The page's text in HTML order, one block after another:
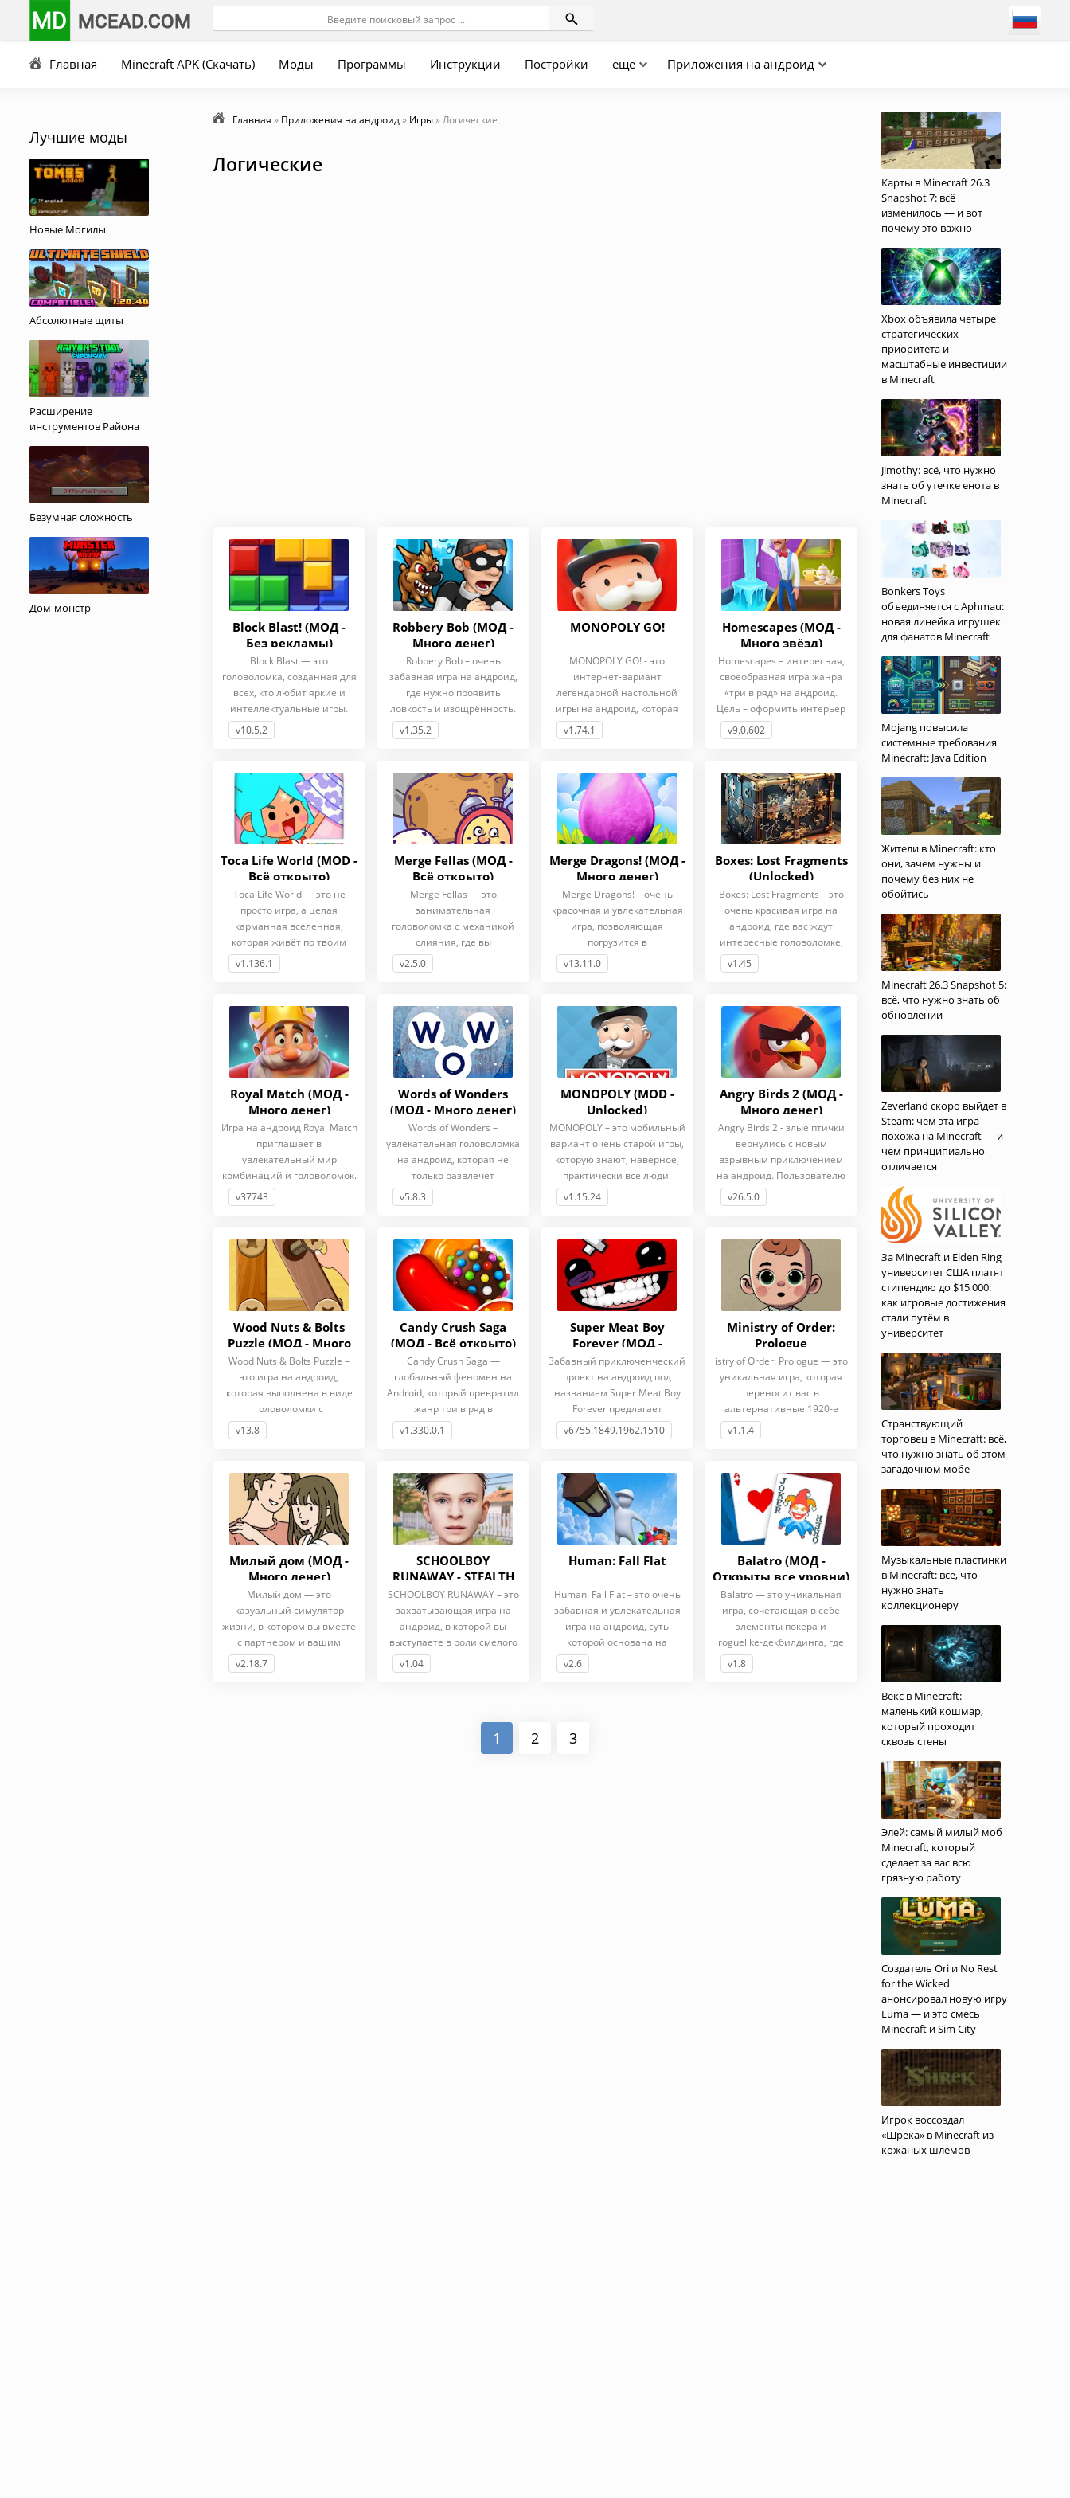
MD MCEAD.COM
Главная Minecraft APK (Скачать) Моды Программы Инструкции Постройки ещё Приложения на андроид
Лучшие моды
Новые Могилы
Абсолютные щиты
Расширение
инструментов Района
Безумная сложность
Дом-монстр
Главная » Приложения на андроид» Игры» Логические
Логические
Block Blast! (МОД -
Без рекламы)
Block Blast — это
головоломка, созданная для
всех, кто любит яркие и
интеллектуальные игры.
Простая
v10.5.2
Robbery Bob (МОД -
Много денег)
Robbery Bob – очень
забавная игра на андроид,
где нужно проявить
ловкость и изощрённость.
v1.35.2
MONOPOLY GO!
MONOPOLY GO! - это
интернет-вариант
легендарной настольной
игры на андроид, которая
подарит массу
v1.74.1
Homescapes (МОД -
Много звёзд)
Homescapes – интересная,
своеобразная игра жанра
«три в ряд» на андроид.
Цель – оформить интерьер
v9.0.602
Toca Life World (MOD -
Всё открыто)
Toca Life World — это не
просто игра, а целая
карманная вселенная,
которая живёт по твоим
правилам.
v1.136.1
Merge Fellas (МОД -
Всё открыто)
Merge Fellas — это
занимательная
головоломка с механикой
слияния, где вы
становитесь настоящим
v2.5.0
Merge Dragons! (МОД -
Много денег)
Merge Dragons! – очень
красочная и увлекательная
игра, позволяющая
погрузится в
фантастический мир
v13.11.0
Boxes: Lost Fragments
(Unlocked)
Boxes: Lost Fragments – это
очень красивая игра на
андроид, где вас ждут
интересные головоломке,
v1.45
Royal Match (МОД -
Много денег)
Игра на андроид Royal Match
приглашает в
увлекательный мир
комбинаций и головоломок.
v37743
Words of Wonders
(МОД - Много денег)
Words of Wonders –
увлекательная головоломка
на андроид, которая не
только развлечет
пользователя,
v5.8.3
MONOPOLY (MOD -
Unlocked)
MONOPOLY – это мобильный
вариант очень старой игры,
которую знают, наверное,
практически все люди.
v1.15.24
Angry Birds 2 (МОД -
Много денег)
Angry Birds 2 - злые птички
вернулись с новым
взрывным приключением
на андроид. Пользователю
v26.5.0
Wood Nuts & Bolts
Puzzle (МОД - Много
денег)
Wood Nuts & Bolts Puzzle –
это игра на андроид,
которая выполнена в виде
головоломки с
v13.8
Candy Crush Saga
(МОД - Всё открыто)
Candy Crush Saga —
глобальный феномен на
Android, который превратил
жанр три в ряд в
захватывающее
v1.330.0.1
Super Meat Boy
Forever (МОД -
Unlocked)
Забавный приключенческий
проект на андроид под
названием Super Meat Boy
Forever предлагает
геймерам
v6755.1849.1962.1510
Ministry of Order:
Prologue
istry of Order: Prologue — это
уникальная игра, которая
переносит вас в
альтернативные 1920-е
v1.1.4
Милый дом (МОД -
Много денег)
Милый дом — это
казуальный симулятор
жизни, в котором вы вместе
с партнером и вашим
первым питомцем
v2.18.7
SCHOOLBOY
RUNAWAY - STEALTH
(MOD - Нет Рекламы)
SCHOOLBOY RUNAWAY – это
захватывающая игра на
андроид, в которой вы
выступаете в роли смелого
v1.04
Human: Fall Flat
Human: Fall Flat – это очень
забавная и увлекательная
игра на андроид, суть
которой основана на
v2.6
Balatro (МОД -
Открыты все уровни)
Balatro — это уникальная
игра, сочетающая в себе
элементы покера и
roguelike-декбилдинга, где
v1.8
1 2 3
Карты в Minecraft 26.3
Snapshot 7: всё
изменилось — и вот
почему это важно
Xbox объявила четыре
стратегических
приоритета и
масштабные инвестиции
в Minecraft
Jimothy: всё, что нужно
знать об утечке енота в
Minecraft
Bonkers Toys
объединяется с Aphmau:
новая линейка игрушек
для фанатов Minecraft
Mojang повысила
системные требования
Minecraft: Java Edition
Жители в Minecraft: кто
они, зачем нужны и
почему без них не
обойтись
Minecraft 26.3 Snapshot 5:
всё, что нужно знать об
обновлении
Zeverland скоро выйдет в
Steam: чем эта игра
похожа на Minecraft — и
чем принципиально
отличается
За Minecraft и Elden Ring
университет США платят
стипендию до $15 000:
как игровые достижения
стали путём в
университет
Странствующий
торговец в Minecraft: всё,
что нужно знать об этом
загадочном мобе
Музыкальные пластинки
в Minecraft: всё, что
нужно знать
коллекционеру
Векс в Minecraft:
маленький кошмар,
который проходит
сквозь стены
Элей: самый милый моб
Minecraft, который
сделает за вас всю
грязную работу
Создатель Ori и No Rest
for the Wicked
анонсировал новую игру
Luma — и это смесь
Minecraft и Sim City
Игрок воссоздал
«Шрека» в Minecraft из
кожаных шлемов